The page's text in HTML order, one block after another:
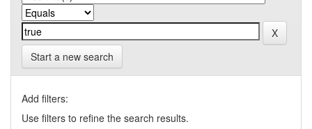
Start a new search
Add filters:
Use filters to refine the search results.